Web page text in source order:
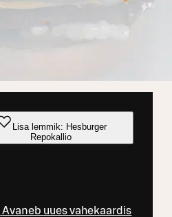
Lisa lemmik: Hesburger
Repokallio
Avaneb uues vahekaardis